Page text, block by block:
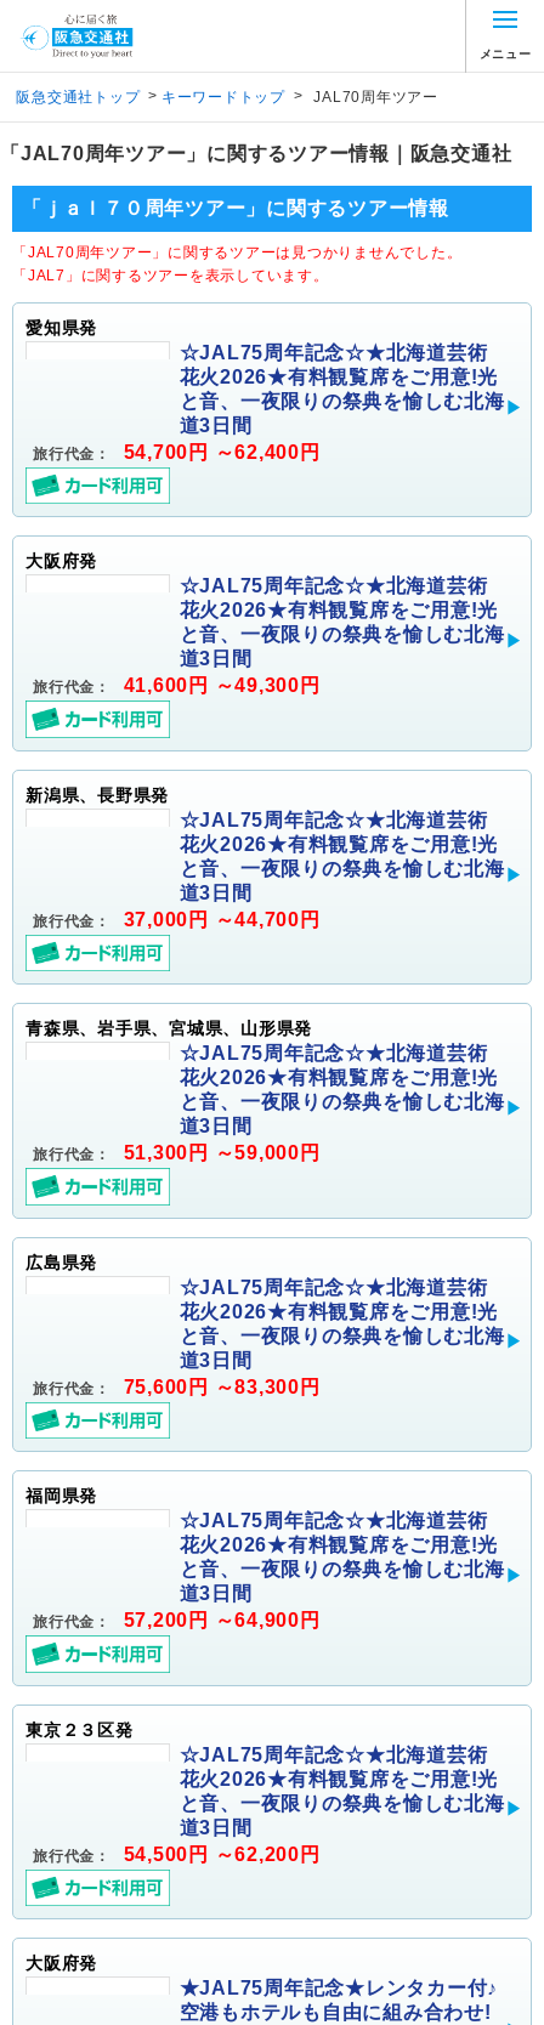
メニュー
阪急交通社トップ > キーワードトップ > JAL70周年ツアー
「JAL70周年ツアー」に関するツアー情報｜阪急交通社
「ｊａｌ７０周年ツアー」に関するツアー情報
「JAL70周年ツアー」に関するツアーは見つかりませんでした。
「JAL7」に関するツアーを表示しています。
愛知県発
☆JAL75周年記念☆★北海道芸術
花火2026★有料観覧席をご用意!光
と音、一夜限りの祭典を愉しむ北海
道3日間
旅行代金： 54,700円 ～62,400円
大阪府発
☆JAL75周年記念☆★北海道芸術
花火2026★有料観覧席をご用意!光
と音、一夜限りの祭典を愉しむ北海
道3日間
旅行代金： 41,600円 ～49,300円
新潟県、長野県発
☆JAL75周年記念☆★北海道芸術
花火2026★有料観覧席をご用意!光
と音、一夜限りの祭典を愉しむ北海
道3日間
旅行代金： 37,000円 ～44,700円
青森県、岩手県、宮城県、山形県発
☆JAL75周年記念☆★北海道芸術
花火2026★有料観覧席をご用意!光
と音、一夜限りの祭典を愉しむ北海
道3日間
旅行代金： 51,300円 ～59,000円
広島県発
☆JAL75周年記念☆★北海道芸術
花火2026★有料観覧席をご用意!光
と音、一夜限りの祭典を愉しむ北海
道3日間
旅行代金： 75,600円 ～83,300円
福岡県発
☆JAL75周年記念☆★北海道芸術
花火2026★有料観覧席をご用意!光
と音、一夜限りの祭典を愉しむ北海
道3日間
旅行代金： 57,200円 ～64,900円
東京２３区発
☆JAL75周年記念☆★北海道芸術
花火2026★有料観覧席をご用意!光
と音、一夜限りの祭典を愉しむ北海
道3日間
旅行代金： 54,500円 ～62,200円
大阪府発
★JAL75周年記念★レンタカー付♪
空港もホテルも自由に組み合わせ!